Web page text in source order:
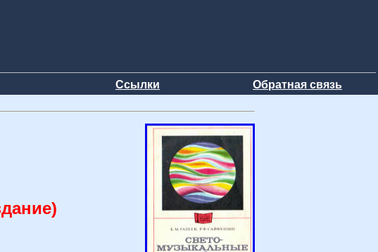
Ссылки Обратная связь